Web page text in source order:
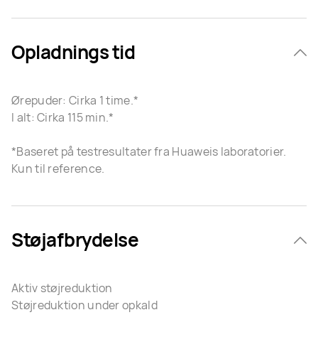
Opladnings tid
Ørepuder: Cirka 1 time.*
I alt: Cirka 115 min.*
*Baseret på testresultater fra Huaweis laboratorier.
Kun til reference.
Støjafbrydelse
Aktiv støjreduktion
Støjreduktion under opkald